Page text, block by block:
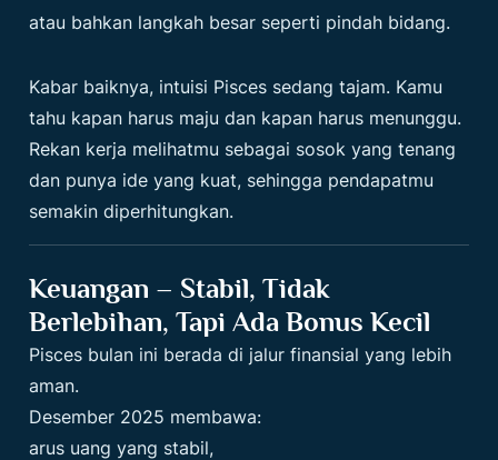
atau bahkan langkah besar seperti pindah bidang.
Kabar baiknya, intuisi Pisces sedang tajam. Kamu
tahu kapan harus maju dan kapan harus menunggu.
Rekan kerja melihatmu sebagai sosok yang tenang
dan punya ide yang kuat, sehingga pendapatmu
semakin diperhitungkan.
Keuangan – Stabil, Tidak
Berlebihan, Tapi Ada Bonus Kecil
Pisces bulan ini berada di jalur finansial yang lebih
aman.
Desember 2025 membawa:
arus uang yang stabil,